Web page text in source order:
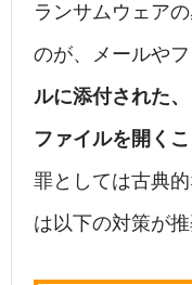
ランサムウェア
のが、メールや
ルに添付された
ファイルを開く
罪としては古典
は以下の対策が推